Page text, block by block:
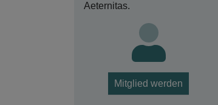
Aeternitas.
Mitglied werden